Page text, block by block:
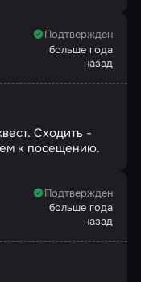
Подтвержден
больше года
назад
Сходить -
к посещению.
Подтвержден
больше года
назад